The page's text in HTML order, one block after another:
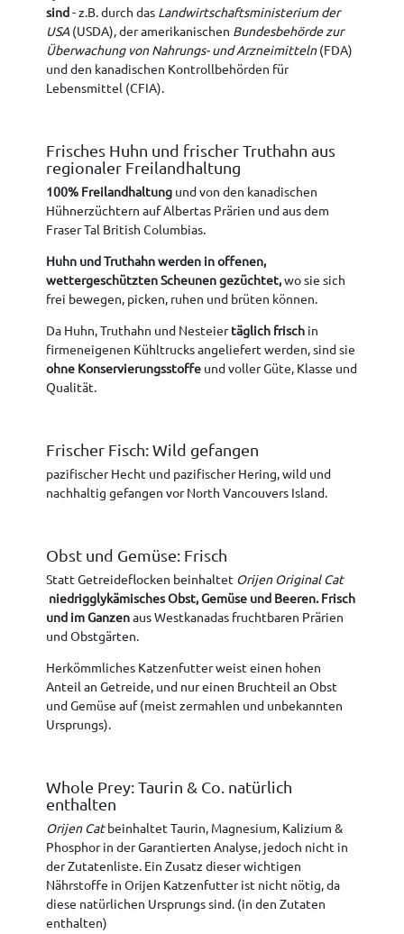
sind- z.B. durch das Landwirtschaftsministerium der
USA (USDA), der amerikanischen Bundesbehörde zur
Überwachung von Nahrungs- und Arzneimitteln(FDA)
und den kanadischen Kontrollbehörden für
Lebensmittel (CFIA).
Frisches Huhn und frischer Truthahn aus
regionaler Freilandhaltung
100% Freilandhaltung und von den kanadischen
Hühnerzüchtern auf Albertas Prärien und aus dem
Fraser Tal British Columbias.
Huhn und Truthahn werden in offenen,
wettergeschützten Scheunen gezüchtet,wo sie sich
frei bewegen, picken, ruhen und brüten können.
Da Huhn, Truthahn und Nesteiertäglich frisch in
firmeneigenen Kühltrucks angeliefert werden, sind sie
ohne Konservierungsstoffe und voller Güte, Klasse und
Qualität.
Frischer Fisch: Wild gefangen
pazifischer Hecht und pazifischer Hering, wild und
nachhaltig gefangen vor North Vancouvers Island.
Obst und Gemüse: Frisch
Statt Getreideflocken beinhaltet Orijen Original Cat
niedrigglykämisches Obst, Gemüse und Beeren. Frisch
und im Ganzenaus Westkanadas fruchtbaren Prärien
und Obstgärten.
Herkömmliches Katzenfutter weist einen hohen
Anteil an Getreide, und nur einen Bruchteil an Obst
und Gemüse auf (meist zermahlen und unbekannten
Ursprungs).
Whole Prey: Taurin & Co. natürlich
enthalten
Orijen Catbeinhaltet Taurin, Magnesium, Kalizium &
Phosphor in der Garantierten Analyse, jedoch nicht in
der Zutatenliste. Ein Zusatz dieser wichtigen
Nährstoffe in Orijen Katzenfutter ist nicht nötig, da
diese natürlichen Ursprungs sind. (in den Zutaten
enthalten)